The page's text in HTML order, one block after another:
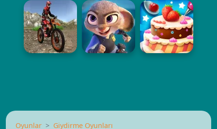
Oyunlar
Giydirme Oyunları